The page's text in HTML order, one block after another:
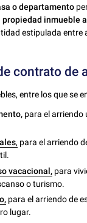
o departamento
inmueble
estipulada entre
contrato de
entre los que se
para el arriendo
, para el arriendo
vacacional, para
o turismo.
para el arriendo de
lugar.